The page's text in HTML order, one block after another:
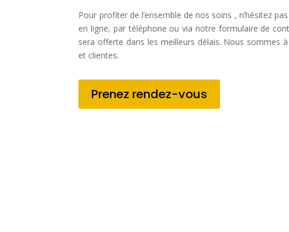
Pour profiter de l’ensemble de nos soins , n’hésitez
en ligne, par téléphone ou via notre formulaire de
sera offerte dans les meilleurs délais. Nous sommes
et clientes.
Prenez rendez-vous